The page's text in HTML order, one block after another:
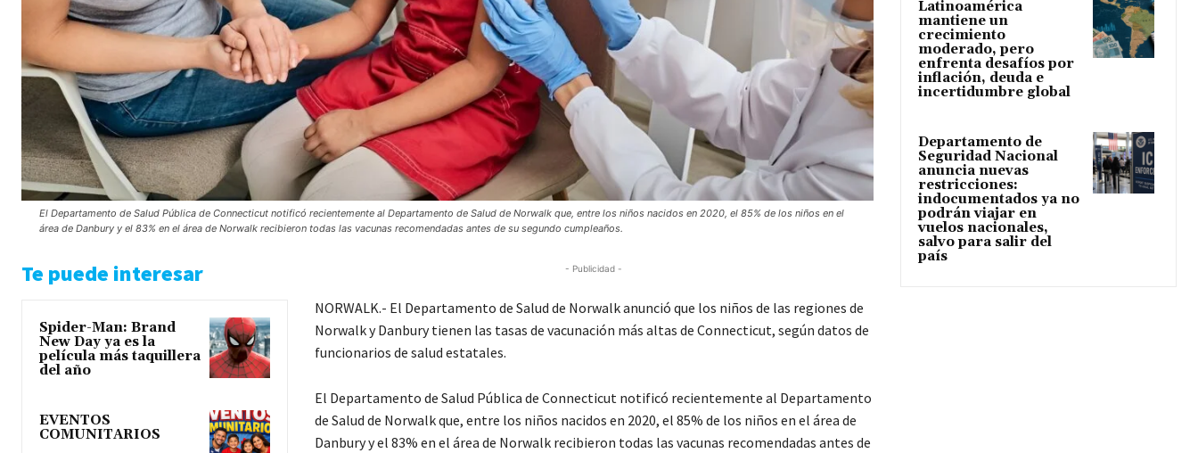
El Departamento de Salud Pública de Connecticut notificó recientemente al Departamento de Salud de Norwalk que, entre los niños nacidos en 2020, el 85% de los niños en el
área de Danbury y el 83% en el área de Norwalk recibieron todas las vacunas recomendadas antes de su segundo cumpleaños.
Te puede interesar
Spider-Man: Brand
New Day ya es la
película más taquillera
del año
EVENTOS
COMUNITARIOS
- Publicidad -
NORWALK.- El Departamento de Salud de Norwalk anunció que los niños de las regiones de
Norwalk y Danbury tienen las tasas de vacunación más altas de Connecticut, según datos de
funcionarios de salud estatales.
El Departamento de Salud Pública de Connecticut notificó recientemente al Departamento
de Salud de Norwalk que, entre los niños nacidos en 2020, el 85% de los niños en el área de
Danbury y el 83% en el área de Norwalk recibieron todas las vacunas recomendadas antes de
Latinoamérica
mantiene un
crecimiento
moderado, pero
enfrenta desafíos por
inflación, deuda e
incertidumbre global
Departamento de
Seguridad Nacional
anuncia nuevas
restricciones:
indocumentados ya no
podrán viajar en
vuelos nacionales,
salvo para salir del
país